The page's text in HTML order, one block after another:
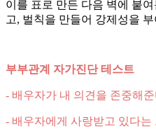
이를 표로 만든 다음 벽에 붙
고, 벌칙을 만들어 강제성을
부부관계 자가진단 테스트
- 배우자가 내 의견을 존중해준
- 배우자에게 사랑받고 있다는